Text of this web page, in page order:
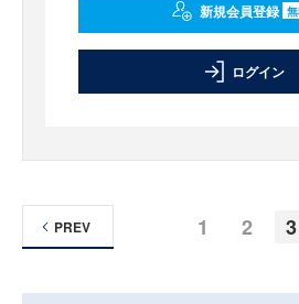
新規会員登録
ログイン
1 2 3
PREV